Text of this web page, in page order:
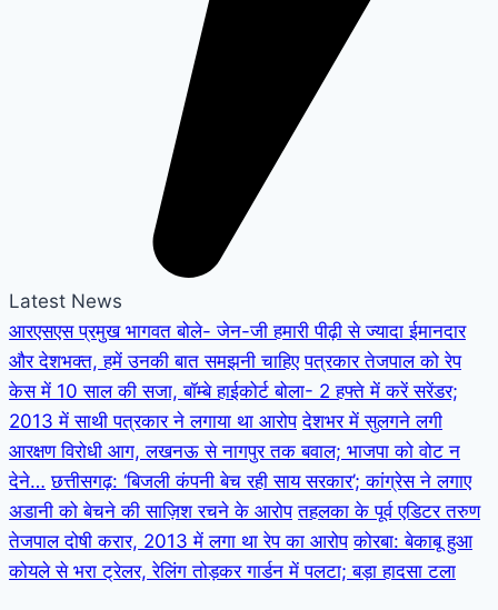
Latest News
आरएसएस प्रमुख भागवत बोले- जेन-जी हमारी पीढ़ी से ज्यादा ईमानदार
और देशभक्त, हमें उनकी बात समझनी चाहिए पत्रकार तेजपाल को रेप
केस में 10 साल की सजा, बॉम्बे हाईकोर्ट बोला- 2 हफ्ते में करें सरेंडर;
2013 में साथी पत्रकार ने लगाया था आरोप देशभर में सुलगने लगी
आरक्षण विरोधी आग, लखनऊ से नागपुर तक बवाल; भाजपा को वोट न
देने… छत्तीसगढ़: ‘बिजली कंपनी बेच रही साय सरकार’; कांग्रेस ने लगाए
अडानी को बेचने की साज़िश रचने के आरोप तहलका के पूर्व एडिटर तरुण
तेजपाल दोषी करार, 2013 में लगा था रेप का आरोप कोरबा: बेकाबू हुआ
कोयले से भरा ट्रेलर, रेलिंग तोड़कर गार्डन में पलटा; बड़ा हादसा टला